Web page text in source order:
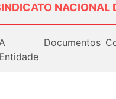
NACIONAL
A
Entidade
Documentos